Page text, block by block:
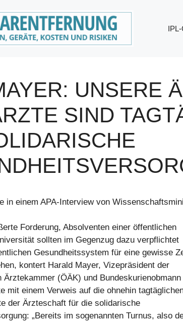
UNSERE
SIND
in einem APA-Interview von
Forderung, Absolventen einer öffentlichen
sollten im Gegenzug dazu verpflichtet
Gesundheitssystem für eine gewisse
kontert Harald Mayer, Vizepräsident der
(ÖÄK) und Bundeskurienobmann
mit einem Verweis auf die ohnehin
der Ärzteschaft für die solidarische
„Bereits im sogenannten Turnus, also